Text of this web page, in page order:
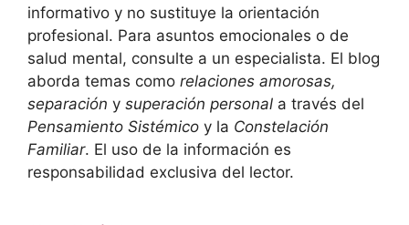
informativo y no sustituye la orientación
profesional. Para asuntos emocionales o de
salud mental, consulte a un especialista. El blog
aborda temas como relaciones amorosas,
separación y superación personal a través del
Pensamiento Sistémico y la Constelación
Familiar. El uso de la información es
responsabilidad exclusiva del lector.